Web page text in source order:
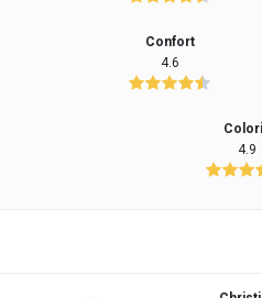
Confort
4.6
4.9